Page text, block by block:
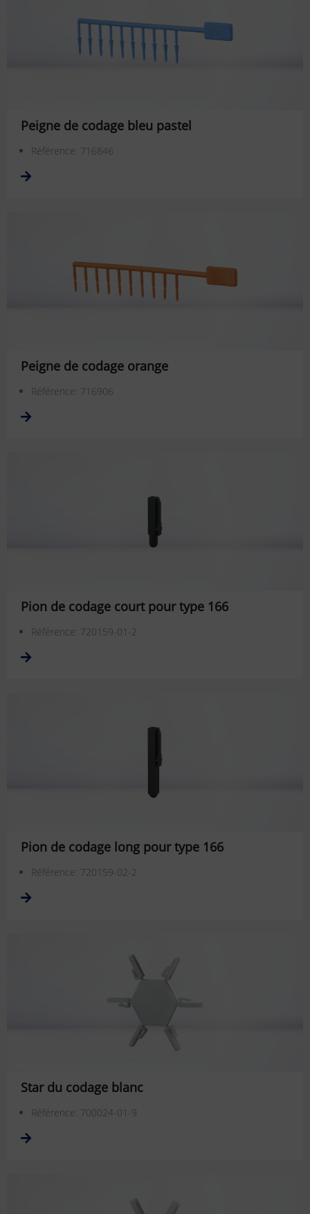
Peigne de codage bleu pastel
Référence: 716846
Peigne de codage orange
Référence: 716906
Pion de codage court pour type 166
Référence: 720159-01-2
Pion de codage long pour type 166
Référence: 720159-02-2
Star du codage blanc
Référence: 700024-01-9